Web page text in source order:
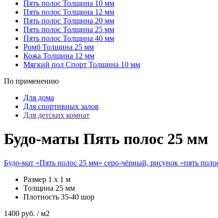
Пять полос Толщина 10 мм
Пять полос Толщина 12 мм
Пять полос Толщина 20 мм
Пять полос Толщина 25 мм
Пять полос Толщина 40 мм
Ромб Толщина 25 мм
Кожа Толщина 12 мм
Мягкий пол Спорт Толщина 10 мм
По применению
Для дома
Для спортивных залов
Для детских комнат
Будо-маты Пять полос 25 мм
Будо-мат «Пять полос 25 мм» серо-чёрный, рисунок «пять
Размер 1 х 1 м
Толщина 25 мм
Плотность 35-40 шор
1400 руб. / м2